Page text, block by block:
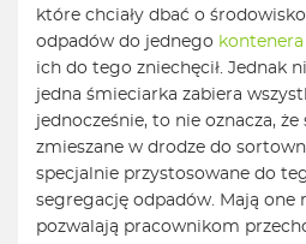
które chciały dbać o
odpadów do jednego
ich do tego zniechęcił. Jednak
jedna śmieciarka zabiera
jednocześnie, to nie oznacza,
zmieszane w drodze do
specjalnie przystosowane do
segregację odpadów. Mają one
pozwalają pracownikom